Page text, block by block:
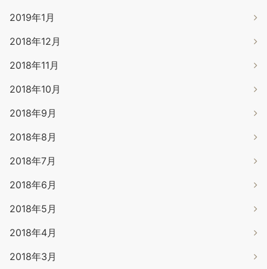
2019年1月
2018年12月
2018年11月
2018年10月
2018年9月
2018年8月
2018年7月
2018年6月
2018年5月
2018年4月
2018年3月